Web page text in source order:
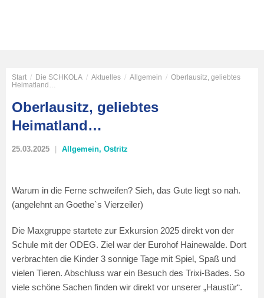
Start / Die SCHKOLA / Aktuelles / Allgemein / Oberlausitz, geliebtes
Heimatland…
Oberlausitz, geliebtes
Heimatland…
25.03.2025 Allgemein, Ostritz
Warum in die Ferne schweifen? Sieh, das Gute liegt so nah.
(angelehnt an Goethe`s Vierzeiler)
Die Maxgruppe startete zur Exkursion 2025 direkt von der
Schule mit der ODEG. Ziel war der Eurohof Hainewalde. Dort
verbrachten die Kinder 3 sonnige Tage mit Spiel, Spaß und
vielen Tieren. Abschluss war ein Besuch des Trixi-Bades. So
viele schöne Sachen finden wir direkt vor unserer „Haustür“.